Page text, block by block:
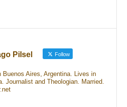
Pilsel Follow
Buenos Aires, Argentina. Lives in
Journalist and Theologian. Married.